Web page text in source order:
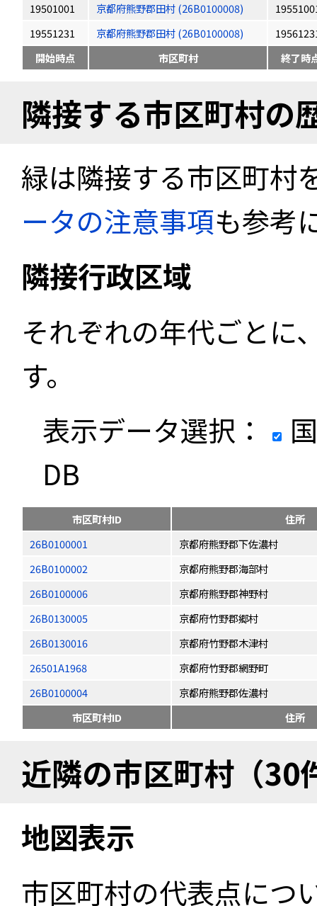
19501001
京都府熊野郡田村 (26B0100008)
19551231
京都府熊野郡田村 (26B0100008)
開始時点
市区町村 終了時
隣接する市区町村の
緑は隣接する市区町村
ータの注意事項も参考
隣接行政区域
それぞれの年代ごとに
す。
表示データ選択：
DB
市区町村ID
住所
26B0100001
京都府熊野郡下佐濃村
26B0100002
京都府熊野郡海部村
26B0100006
京都府熊野郡神野村
26B0130005
京都府竹野郡郷村
26B0130016
京都府竹野郡木津村
26501A1968
京都府竹野郡網野町
26B0100004
京都府熊野郡佐濃村
市区町村ID
住所
近隣の市区町村（30
地図表示
市区町村の代表点につ